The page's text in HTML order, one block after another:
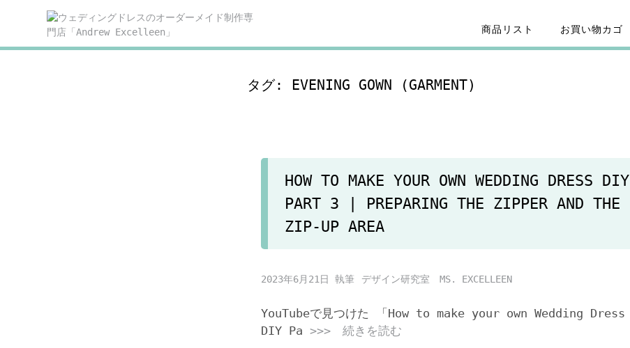
商品リスト お買い物カゴ
タグ: EVENING GOWN (GARMENT)
HOW TO MAKE YOUR OWN WEDDING DRESS DIY
PART 3 | PREPARING THE ZIPPER AND THE
ZIP-UP AREA
2023年6月21日 デザイン研究室 MS. EXCELLEEN
YouTubeで見つけた 「How to make your own Wedding Dress
DIY Pa>>> 続きを読む